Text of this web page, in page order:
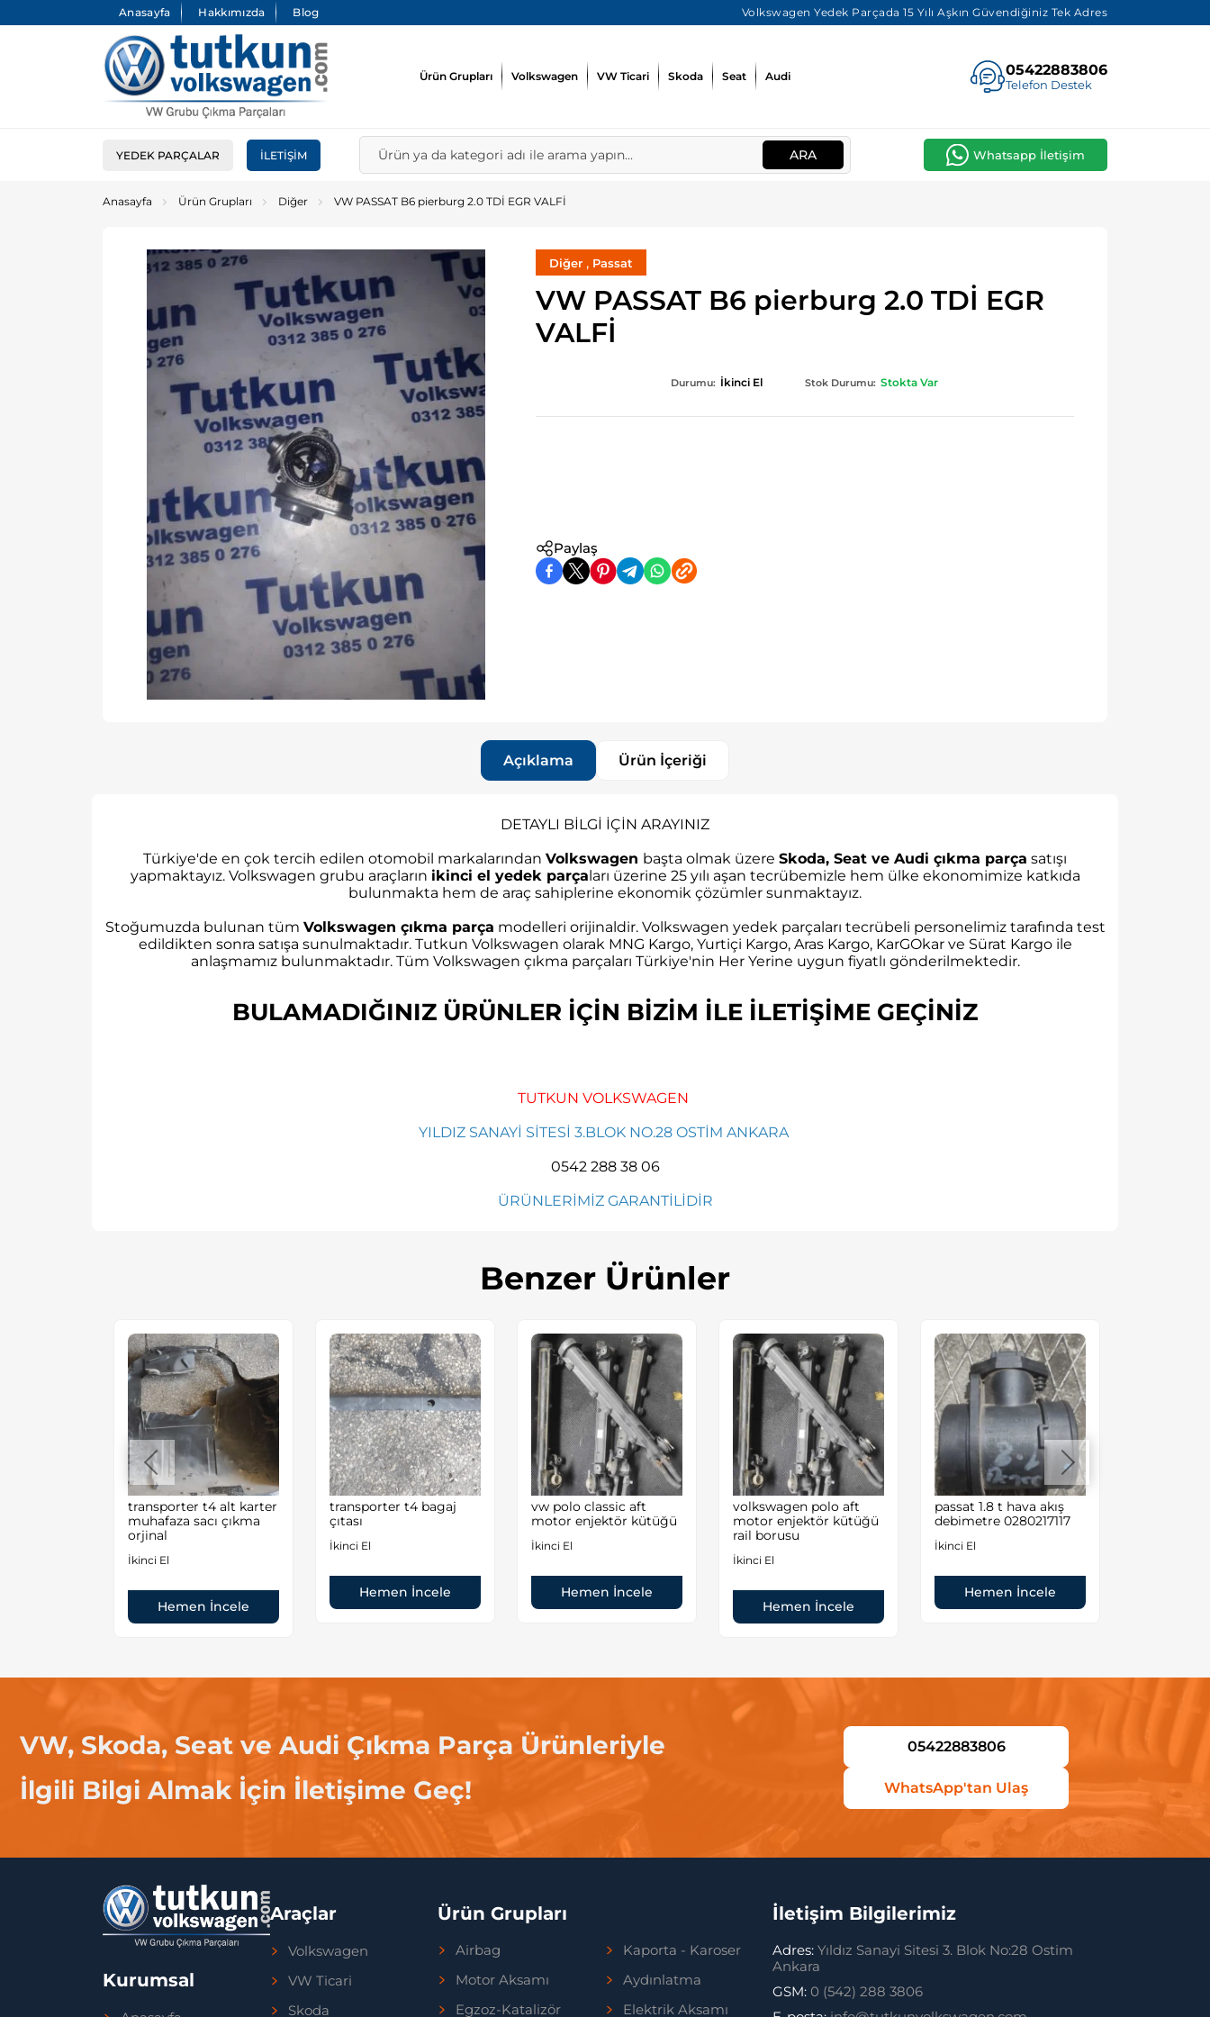
Anasayfa Hakkımızda Blog Volkswagen Yedek Parçada 15 Yılı Aşkın Güvendiğiniz Tek Adres
Ürün Grupları Volkswagen VW Ticari Skoda Seat Audi 05422883806
Telefon Destek
YEDEK PARÇALAR İLETIŞIM ARA Whatsapp İletişim
Anasayfa Ürün Grupları Diğer VW PASSAT B6 pierburg 2.0 TDİ EGR VALFİ
Diğer , Passat
VW PASSAT B6 pierburg 2.0 TDİ EGR
VALFİ
Durumu: İkinci El Stok Durumu: Stokta Var
Paylaş
Açıklama Ürün İçeriği
DETAYLI BİLGİ İÇİN ARAYINIZ
Türkiye'de en çok tercih edilen otomobil markalarından Volkswagen başta olmak üzere Skoda, Seat ve Audi çıkma parça satışı
yapmaktayız. Volkswagen grubu araçların ikinci el yedek parçaları üzerine 25 yılı aşan tecrübemizle hem ülke ekonomimize katkıda
bulunmakta hem de araç sahiplerine ekonomik çözümler sunmaktayız.
Stoğumuzda bulunan tüm Volkswagen çıkma parça modelleri orijinaldir. Volkswagen yedek parçaları tecrübeli personelimiz tarafında test
edildikten sonra satışa sunulmaktadır. Tutkun Volkswagen olarak MNG Kargo, Yurtiçi Kargo, Aras Kargo, KarGOkar ve Sürat Kargo ile
anlaşmamız bulunmaktadır. Tüm Volkswagen çıkma parçaları Türkiye'nin Her Yerine uygun fiyatlı gönderilmektedir.
BULAMADIĞINIZ ÜRÜNLER İÇİN BİZİM İLE İLETİŞİME GEÇİNİZ​
TUTKUN VOLKSWAGEN
YILDIZ SANAYİ SİTESİ 3.BLOK NO.28 OSTİM ANKARA
0542 288 38 06
ÜRÜNLERİMİZ GARANTİLİDİR
Benzer Ürünler
transporter t4 alt karter
muhafaza sacı çıkma
orjinal
İkinci El
Hemen İncele
transporter t4 bagaj
çıtası
İkinci El
Hemen İncele
vw polo classic aft
motor enjektör kütüğü
İkinci El
Hemen İncele
volkswagen polo aft
motor enjektör kütüğü
rail borusu
İkinci El
Hemen İncele
passat 1.8 t hava akış
debimetre 0280217117
İkinci El
Hemen İncele
VW, Skoda, Seat ve Audi Çıkma Parça Ürünleriyle
İlgili Bilgi Almak İçin İletişime Geç!
05422883806
WhatsApp'tan Ulaş
Kurumsal
Araçlar
Volkswagen
VW Ticari
Skoda
Ürün Grupları
Airbag
Kaporta - Karoser
Motor Aksamı
Aydınlatma
Egzoz-Katalizör
Elektrik Aksamı
İletişim Bilgilerimiz
Adres: Yıldız Sanayi Sitesi 3. Blok No:28 Ostim
Ankara
GSM: 0 (542) 288 3806